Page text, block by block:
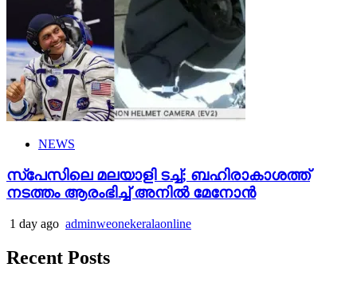
NEWS
സ്‌പേസിലെ മലയാളി ടച്ച്; ബഹിരാകാശത്ത്
നടത്തം ആരംഭിച്ച് അനില്‍ മേനോന്‍
1 day ago adminweonekeralaonline
Recent Posts